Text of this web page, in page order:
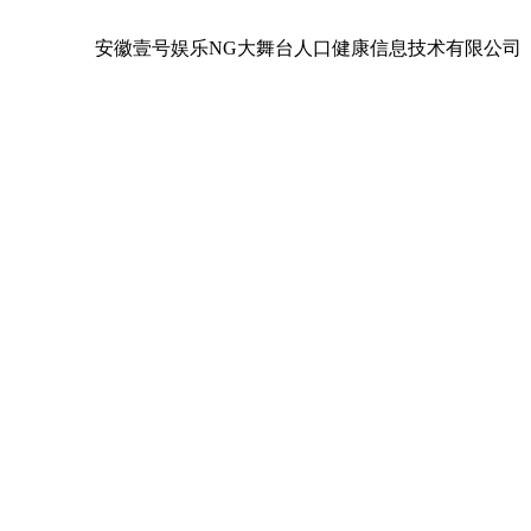
安徽壹号娱乐NG大舞台人口健康信息技术有限公司